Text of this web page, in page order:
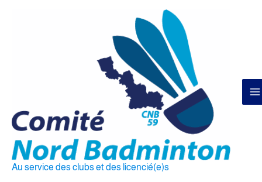
Au service des clubs et des licencié(e)s